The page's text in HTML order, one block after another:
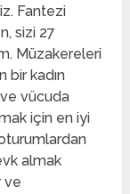
Fantezi
sizi 27
Müzakereleri
bir kadın
vücuda
için en iyi
almak
ve